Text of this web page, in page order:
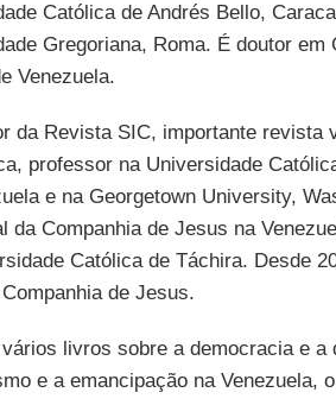
Católica de Andrés Bello,
Gregoriana, Roma. É doutor
Venezuela.
da Revista SIC, importante revista
professor na Universidade
e na Georgetown University,
da Companhia de Jesus na
Católica de Táchira. Desde
de Jesus.
livros sobre a democracia e a
e a emancipação na Venezuela,